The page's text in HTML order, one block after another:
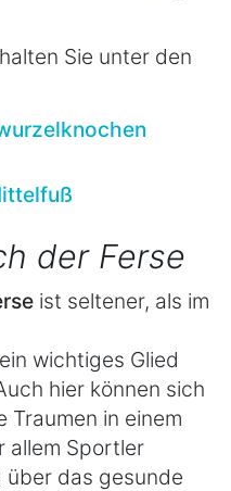
Sie unter den
der Ferse
ist seltener, als im
wichtiges Glied
hier können sich
Traumen in einem
allem Sportler
das gesunde